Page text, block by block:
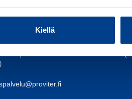
Kiellä
service
0.0835 €/call + 0.0691 €/min (in
phone 0.0835 €/call + 0.1669 €/min (in